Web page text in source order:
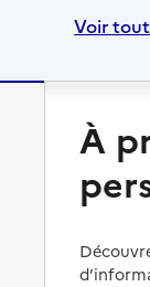
Voir
Préserver
Perte
et droits
Aménager
s'équiper
À